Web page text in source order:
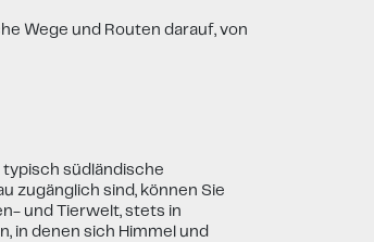
Wege und Routen darauf, von
südländische
zugänglich sind, können Sie
und Tierwelt, stets in
in denen sich Himmel und